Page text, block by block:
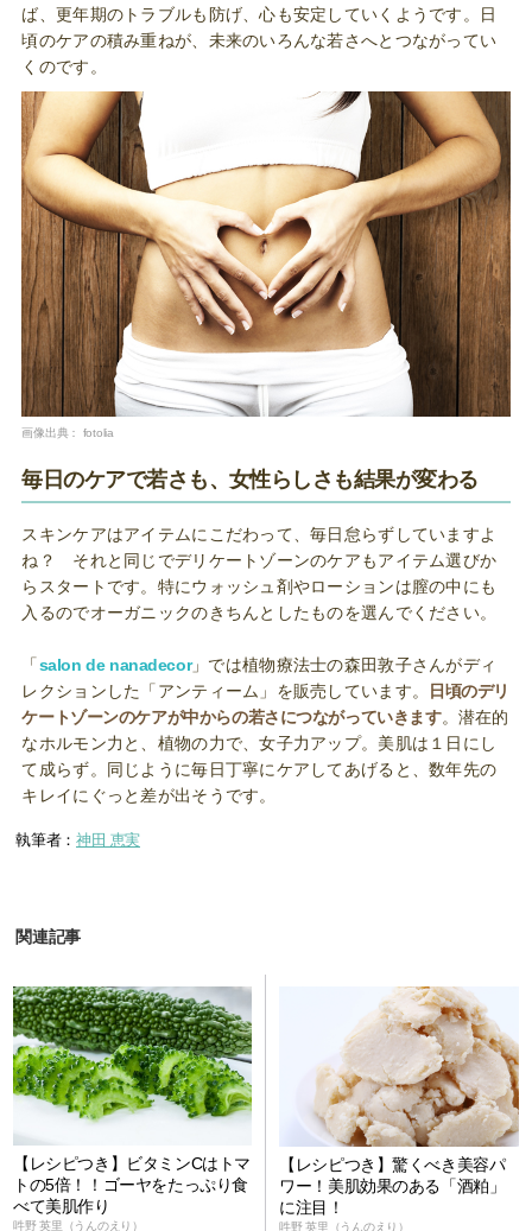
ば、更年期のトラブルも防げ、心も安定していくようです。日
頃のケアの積み重ねが、未来のいろんな若さへとつながってい
くのです。
画像出典： fotolia
毎日のケアで若さも、女性らしさも結果が変わる
スキンケアはアイテムにこだわって、毎日怠らずしていますよ
ね？ それと同じでデリケートゾーンのケアもアイテム選びか
らスタートです。特にウォッシュ剤やローションは膣の中にも
入るのでオーガニックのきちんとしたものを選んでください。
「salon de nanadecor」では植物療法士の森田敦子さんがディ
レクションした「アンティーム」を販売しています。
日頃のデリ
ケートゾーンのケアが中からの若さにつながっていきます。潜在的
なホルモン力と、植物の力で、女子力アップ。美肌は１日にし
て成らず。同じように毎日丁寧にケアしてあげると、数年先の
キレイにぐっと差が出そうです。
執筆者： 神田 恵実
関連記事
【レシピつき】ビタミンCはトマ
トの5倍！！ゴーヤをたっぷり食
べて美肌作り
吽野 英里（うんのえり）
【レシピつき】驚くべき美容パ
ワー！美肌効果のある「酒粕」
に注目！
吽野 英里（うんのえり）